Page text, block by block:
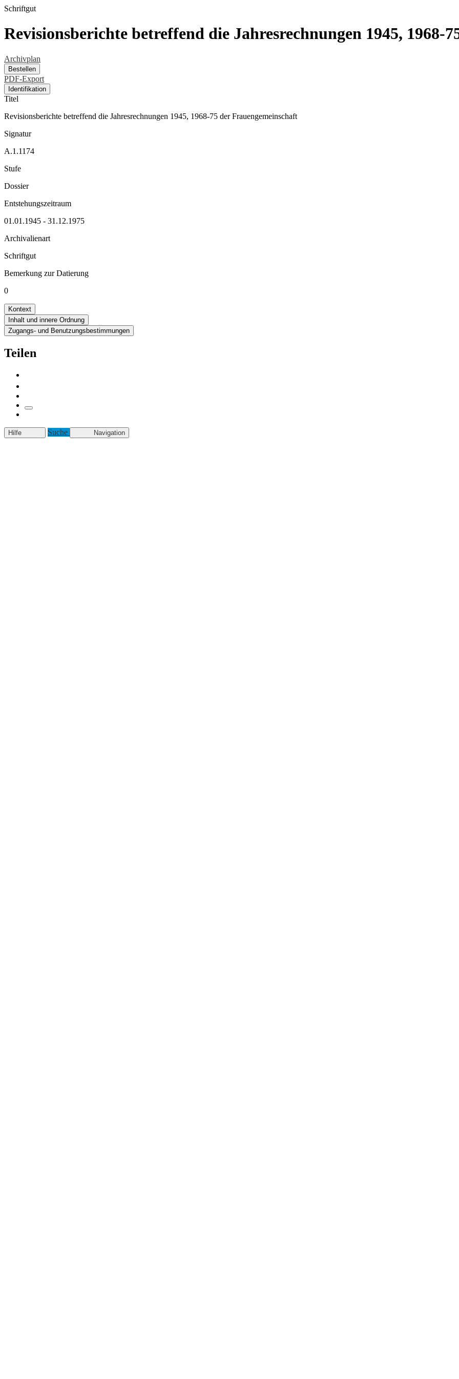
Schriftgut
Revisionsberichte betreffend die Jahresrechnungen 1945, 1968-
Archivplan
Bestellen
PDF-Export
Identifikation
Titel
Revisionsberichte betreffend die Jahresrechnungen 1945, 1968-75 der Frauengemeinschaft
Signatur
A.1.1174
Stufe
Dossier
Entstehungszeitraum
01.01.1945 - 31.12.1975
Archivalienart
Schriftgut
Bemerkung zur Datierung
0
Kontext
Inhalt und innere Ordnung
Zugangs- und Benutzungsbestimmungen
Teilen
Hilfe Suche Navigation